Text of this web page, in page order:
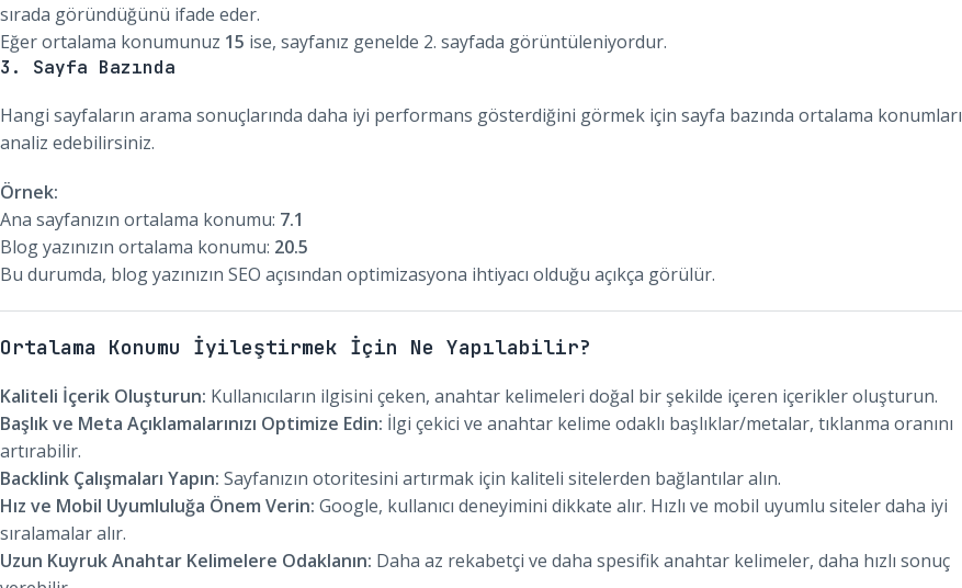
sırada göründüğünü ifade eder.
Eğer ortalama konumunuz 15 ise, sayfanız genelde 2. sayfada görüntüleniyordur.
3. Sayfa Bazında
Hangi sayfaların arama sonuçlarında daha iyi performans gösterdiğini görmek için sayfa bazında ortalama konumları
analiz edebilirsiniz.
Örnek:
Ana sayfanızın ortalama konumu: 7.1
Blog yazınızın ortalama konumu: 20.5
Bu durumda, blog yazınızın SEO açısından optimizasyona ihtiyacı olduğu açıkça görülür.
Ortalama Konumu İyileştirmek İçin Ne Yapılabilir?
Kaliteli İçerik Oluşturun: Kullanıcıların ilgisini çeken, anahtar kelimeleri doğal bir şekilde içeren içerikler oluşturun.
Başlık ve Meta Açıklamalarınızı Optimize Edin: İlgi çekici ve anahtar kelime odaklı başlıklar/metalar, tıklanma oranını
artırabilir.
Backlink Çalışmaları Yapın: Sayfanızın otoritesini artırmak için kaliteli sitelerden bağlantılar alın.
Hız ve Mobil Uyumluluğa Önem Verin: Google, kullanıcı deneyimini dikkate alır. Hızlı ve mobil uyumlu siteler daha iyi
sıralamalar alır.
Uzun Kuyruk Anahtar Kelimelere Odaklanın: Daha az rekabetçi ve daha spesifik anahtar kelimeler, daha hızlı sonuç